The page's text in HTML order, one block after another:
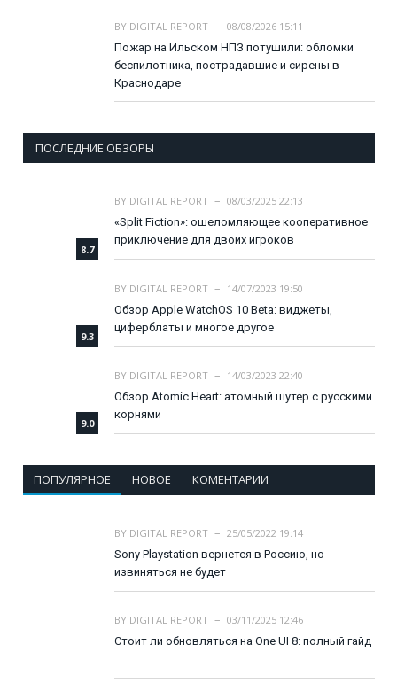
BY DIGITAL REPORT
08/08/2026 15:11
Пожар на Ильском НПЗ потушили: обломки
беспилотника, пострадавшие и сирены в
Краснодаре
ПОСЛЕДНИЕ ОБЗОРЫ
8.7
BY DIGITAL REPORT
08/03/2025 22:13
«Split Fiction»: ошеломляющее кооперативное
приключение для двоих игроков
9.3
BY DIGITAL REPORT
14/07/2023 19:50
Обзор Apple WatchOS 10 Beta: виджеты,
циферблаты и многое другое
9.0
BY DIGITAL REPORT
14/03/2023 22:40
Обзор Atomic Heart: атомный шутер с русскими
корнями
ПОПУЛЯРНОЕ НОВОЕ КОМЕНТАРИИ
BY DIGITAL REPORT
25/05/2022 19:14
Sony Playstation вернется в Россию, но
извиняться не будет
BY DIGITAL REPORT
03/11/2025 12:46
Стоит ли обновляться на One UI 8: полный гайд